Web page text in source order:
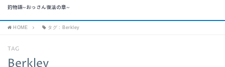
釣物語~おっさん復活の章~
HOME タグ : Berkley
TAG
Berkley